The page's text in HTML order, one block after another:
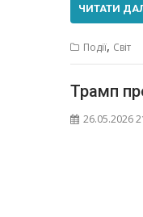
ЧИТАТИ
Події, Світ
Трамп
26.05.2026